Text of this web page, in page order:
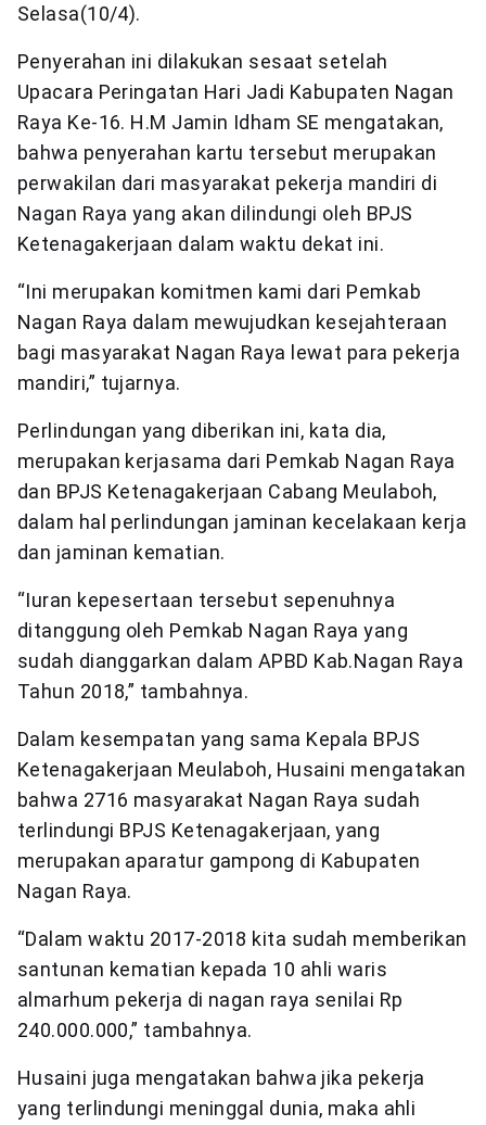
Selasa(10/4).
Penyerahan ini dilakukan sesaat setelah
Upacara Peringatan Hari Jadi Kabupaten Nagan
Raya Ke-16. H.M Jamin Idham SE mengatakan,
bahwa penyerahan kartu tersebut merupakan
perwakilan dari masyarakat pekerja mandiri di
Nagan Raya yang akan dilindungi oleh BPJS
Ketenagakerjaan dalam waktu dekat ini.
“Ini merupakan komitmen kami dari Pemkab
Nagan Raya dalam mewujudkan kesejahteraan
bagi masyarakat Nagan Raya lewat para pekerja
mandiri,” tujarnya.
Perlindungan yang diberikan ini, kata dia,
merupakan kerjasama dari Pemkab Nagan Raya
dan BPJS Ketenagakerjaan Cabang Meulaboh,
dalam hal perlindungan jaminan kecelakaan kerja
dan jaminan kematian.
“Iuran kepesertaan tersebut sepenuhnya
ditanggung oleh Pemkab Nagan Raya yang
sudah dianggarkan dalam APBD Kab.Nagan Raya
Tahun 2018,” tambahnya.
Dalam kesempatan yang sama Kepala BPJS
Ketenagakerjaan Meulaboh, Husaini mengatakan
bahwa 2716 masyarakat Nagan Raya sudah
terlindungi BPJS Ketenagakerjaan, yang
merupakan aparatur gampong di Kabupaten
Nagan Raya.
“Dalam waktu 2017-2018 kita sudah memberikan
santunan kematian kepada 10 ahli waris
almarhum pekerja di nagan raya senilai Rp
240.000.000,” tambahnya.
Husaini juga mengatakan bahwa jika pekerja
yang terlindungi meninggal dunia, maka ahli